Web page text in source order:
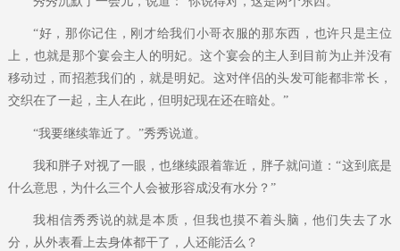
“好，那你记住，刚才给我们小哥衣服的那东西，也许只是主位
上，也就是那个宴会主人的明妃。这个宴会的主人到目前为止并没有
移动过，而招惹我们的，就是明妃。这对伴侣的头发可能都非常长，
交织在了一起，主人在此，但明妃现在还在暗处。”
“我要继续靠近了。”秀秀说道。
我和胖子对视了一眼，也继续跟着靠近，胖子就问道：“这到底是
什么意思，为什么三个人会被形容成没有水分？”
我相信秀秀说的就是本质，但我也摸不着头脑，他们失去了水
分，从外表看上去身体都干了，人还能活么？